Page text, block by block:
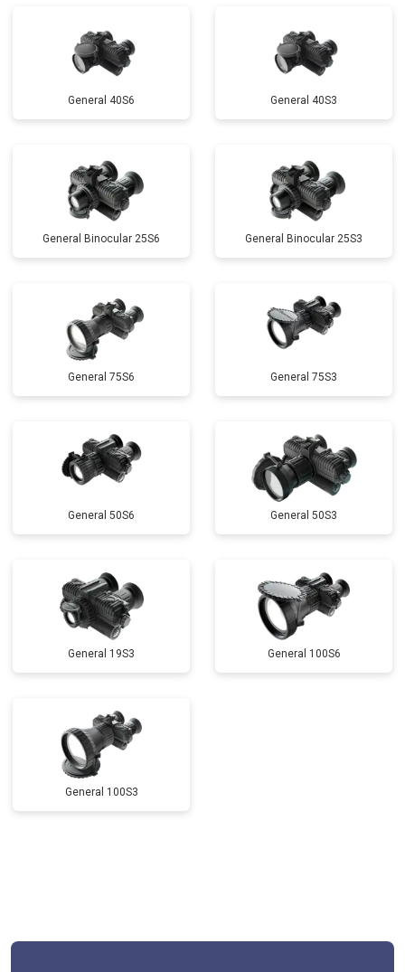
General 40S6 General 40S3
General Binocular 25S6 General Binocular 25S3
General 75S6 General 75S3
General 50S6 General 50S3
General 19S3 General 100S6
General 100S3